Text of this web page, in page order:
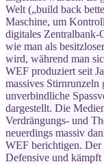
Welt („build back
Maschine, um
digitales Zentralbank-
wie man als
wird, während man
WEF produziert seit
massives Stirnrunzeln
unverbindliche
dargestellt. Die
Verdrängungs- und
neuerdings massiv
WEF berichtigen.
Defensive und kämpft